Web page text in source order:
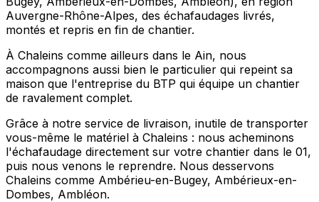
Auvergne-Rhône-Alpes, des échafaudages livrés,
montés et repris en fin de chantier.
À Chaleins comme ailleurs dans le Ain, nous
accompagnons aussi bien le particulier qui repeint sa
maison que l'entreprise du BTP qui équipe un chantier
de ravalement complet.
Grâce à notre service de livraison, inutile de transporter
vous-même le matériel à Chaleins : nous acheminons
l'échafaudage directement sur votre chantier dans le 01,
puis nous venons le reprendre. Nous desservons
Chaleins comme Ambérieu-en-Bugey, Ambérieux-en-
Dombes, Ambléon.